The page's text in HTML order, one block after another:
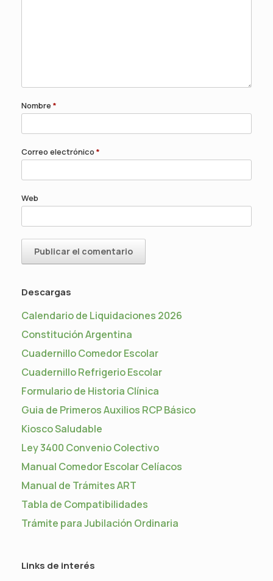
Nombre *
Correo electrónico *
Web
Descargas
Calendario de Liquidaciones 2026
Constitución Argentina
Cuadernillo Comedor Escolar
Cuadernillo Refrigerio Escolar
Formulario de Historia Clínica
Guia de Primeros Auxilios RCP Básico
Kiosco Saludable
Ley 3400 Convenio Colectivo
Manual Comedor Escolar Celíacos
Manual de Trámites ART
Tabla de Compatibilidades
Trámite para Jubilación Ordinaria
Links de interés